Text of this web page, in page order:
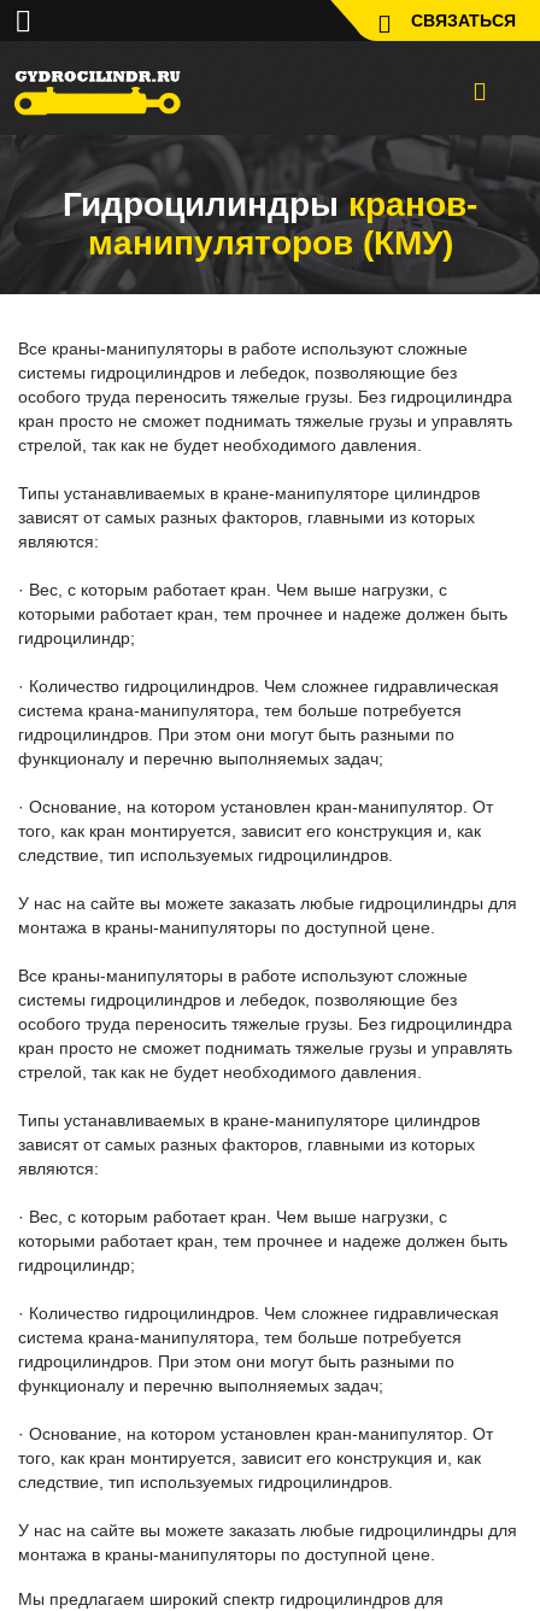
СВЯЗАТЬСЯ
Гидроцилиндры кранов-
манипуляторов (КМУ)
Все краны-манипуляторы в работе используют сложные
системы гидроцилиндров и лебедок, позволяющие без
особого труда переносить тяжелые грузы. Без гидроцилиндра
кран просто не сможет поднимать тяжелые грузы и управлять
стрелой, так как не будет необходимого давления.
Типы устанавливаемых в кране-манипуляторе цилиндров
зависят от самых разных факторов, главными из которых
являются:
· Вес, с которым работает кран. Чем выше нагрузки, с
которыми работает кран, тем прочнее и надеже должен быть
гидроцилиндр;
· Количество гидроцилиндров. Чем сложнее гидравлическая
система крана-манипулятора, тем больше потребуется
гидроцилиндров. При этом они могут быть разными по
функционалу и перечню выполняемых задач;
· Основание, на котором установлен кран-манипулятор. От
того, как кран монтируется, зависит его конструкция и, как
следствие, тип используемых гидроцилиндров.
У нас на сайте вы можете заказать любые гидроцилиндры для
монтажа в краны-манипуляторы по доступной цене.
Все краны-манипуляторы в работе используют сложные
системы гидроцилиндров и лебедок, позволяющие без
особого труда переносить тяжелые грузы. Без гидроцилиндра
кран просто не сможет поднимать тяжелые грузы и управлять
стрелой, так как не будет необходимого давления.
Типы устанавливаемых в кране-манипуляторе цилиндров
зависят от самых разных факторов, главными из которых
являются:
· Вес, с которым работает кран. Чем выше нагрузки, с
которыми работает кран, тем прочнее и надеже должен быть
гидроцилиндр;
· Количество гидроцилиндров. Чем сложнее гидравлическая
система крана-манипулятора, тем больше потребуется
гидроцилиндров. При этом они могут быть разными по
функционалу и перечню выполняемых задач;
· Основание, на котором установлен кран-манипулятор. От
того, как кран монтируется, зависит его конструкция и, как
следствие, тип используемых гидроцилиндров.
У нас на сайте вы можете заказать любые гидроцилиндры для
монтажа в краны-манипуляторы по доступной цене.
Мы предлагаем широкий спектр гидроцилиндров для